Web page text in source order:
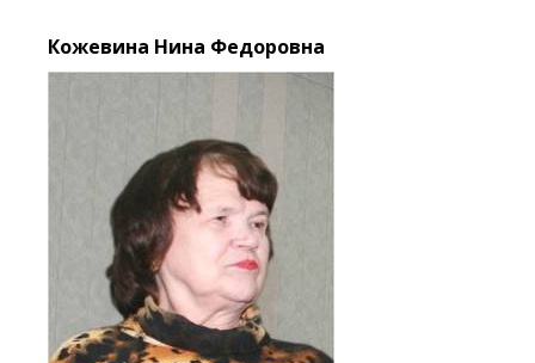
Кожевина Нина Федоровна